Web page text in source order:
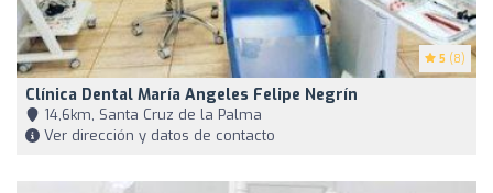
5 (8)
Clínica Dental María Angeles Felipe Negrín
14,6km, Santa Cruz de la Palma
Ver dirección y datos de contacto